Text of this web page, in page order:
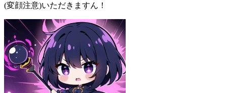
(変顔注意)いただきますん！